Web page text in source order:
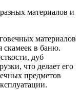
материалов
скамеек в баню.
дуб
что делает его
предметов